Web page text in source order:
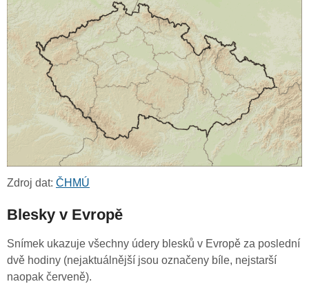
Zdroj dat: ČHMÚ
Blesky v Evropě
Snímek ukazuje všechny údery blesků v Evropě za poslední
dvě hodiny (nejaktuálnější jsou označeny bíle, nejstarší
naopak červeně).